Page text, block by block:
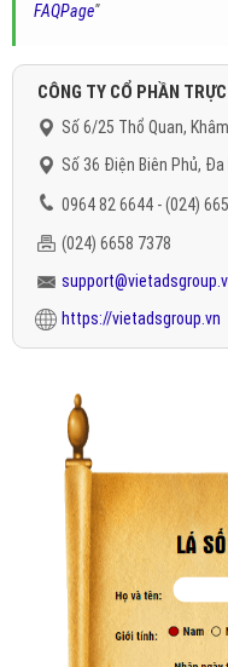
FAQPage"
CÔNG TY CỔ PHẦN
Số 6/25 Thổ Quan,
Số 36 Điện Biên Phủ, Đa
0964 82 6644 - (024)
(024) 6658 7378
https://vietadsgroup.vn